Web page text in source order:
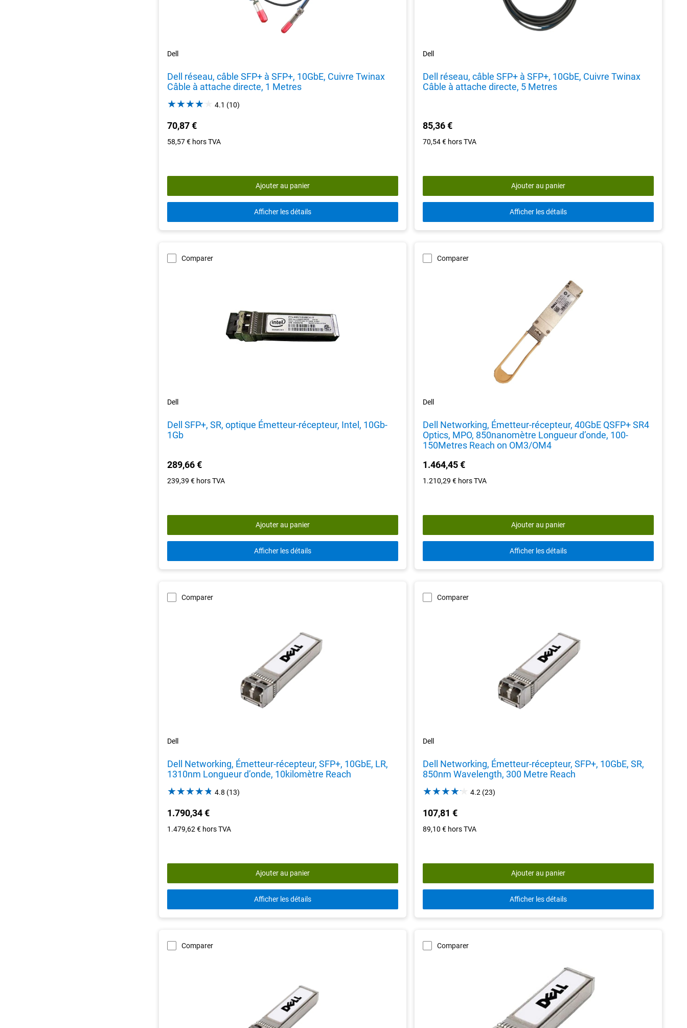
Dell
Dell réseau, câble SFP+ à SFP+, 10GbE, Cuivre Twinax
Câble à attache directe, 1 Metres
4.1 (10)
70,87 €
58,57 € hors TVA
Ajouter au panier
Afficher les détails
Dell
Dell réseau, câble SFP+ à SFP+, 10GbE, Cuivre Twinax
Câble à attache directe, 5 Metres
85,36 €
70,54 € hors TVA
Ajouter au panier
Afficher les détails
Comparer
Dell
Dell SFP+, SR, optique Émetteur-récepteur, Intel, 10Gb-
1Gb
289,66 €
239,39 € hors TVA
Ajouter au panier
Afficher les détails
Comparer
Dell
Dell Networking, Émetteur-récepteur, 40GbE QSFP+ SR4
Optics, MPO, 850nanomètre Longueur d’onde, 100-
150Metres Reach on OM3/OM4
1.464,45 €
1.210,29 € hors TVA
Ajouter au panier
Afficher les détails
Comparer
Dell
Dell Networking, Émetteur-récepteur, SFP+, 10GbE, LR,
1310nm Longueur d’onde, 10kilomètre Reach
4.8 (13)
1.790,34 €
1.479,62 € hors TVA
Ajouter au panier
Afficher les détails
Comparer
Dell
Dell Networking, Émetteur-récepteur, SFP+, 10GbE, SR,
850nm Wavelength, 300 Metre Reach
4.2 (23)
107,81 €
89,10 € hors TVA
Ajouter au panier
Afficher les détails
Comparer Comparer